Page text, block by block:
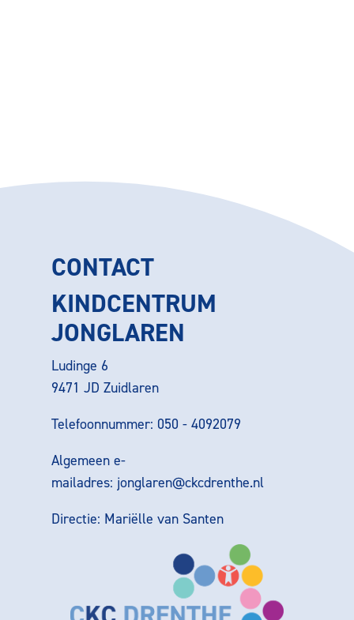
CONTACT
KINDCENTRUM
JONGLAREN
Ludinge 6
9471 JD Zuidlaren
Telefoonnummer: 050 - 4092079
Algemeen e-
mailadres: jonglaren@ckcdrenthe.nl
Directie: Mariëlle van Santen